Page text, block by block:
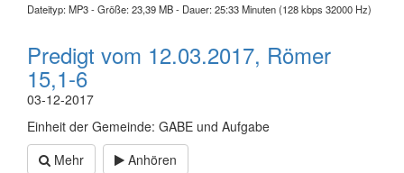
Dateityp: MP3 - Größe: 23,39 MB - Dauer: 25:33 Minuten (128 kbps 32000 Hz)
Predigt vom 12.03.2017, Römer
15,1-6
03-12-2017
Einheit der Gemeinde: GABE und Aufgabe
Mehr
Anhören